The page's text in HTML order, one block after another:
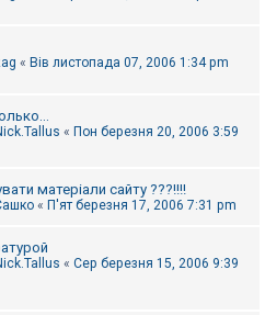
« Вів листопада 07, 2006 1:34 pm
« Пон березня 20, 2006 3:59
матеріали сайту ???!!!!
« П'ят березня 17, 2006 7:31 pm
« Сер березня 15, 2006 9:39